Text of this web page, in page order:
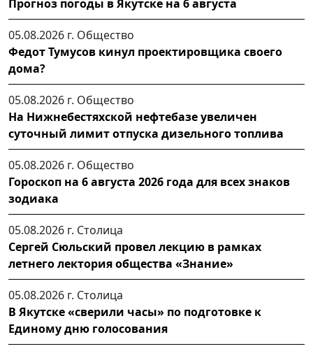
Прогноз погоды в Якутске на 6 августа
05.08.2026 г. Общество
Федот Тумусов кинул проектировщика своего
дома?
05.08.2026 г. Общество
На Нижнебестяхской нефтебазе увеличен
суточный лимит отпуска дизельного топлива
05.08.2026 г. Общество
Гороскоп на 6 августа 2026 года для всех знаков
зодиака
05.08.2026 г. Столица
Сергей Сюльский провел лекцию в рамках
летнего лектория общества «Знание»
05.08.2026 г. Столица
В Якутске «сверили часы» по подготовке к
Единому дню голосования